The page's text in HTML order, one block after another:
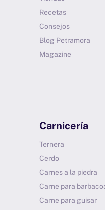
Recetas
Consejos
Blog Petramora
Magazine
Carnicería
Ternera
Cerdo
Carnes a la piedra
Carne para
Carne para guisar